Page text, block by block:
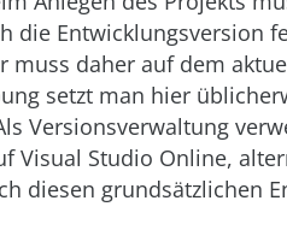
die Entwicklungsversion
muss daher auf dem
setzt man hier
Versionsverwaltung
Visual Studio Online,
diesen grundsätzlichen